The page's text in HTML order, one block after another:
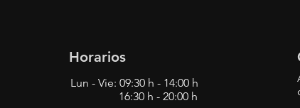
Horarios
Lun - Vie: 09:30 h - 14:00 h
16:30 h - 20:00 h